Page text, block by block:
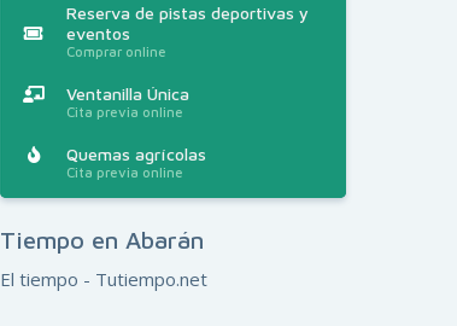
Reserva de pistas deportivas y
eventos
Comprar online
Ventanilla Única
Cita previa online
Quemas agrícolas
Cita previa online
Tiempo en Abarán
El tiempo - Tutiempo.net